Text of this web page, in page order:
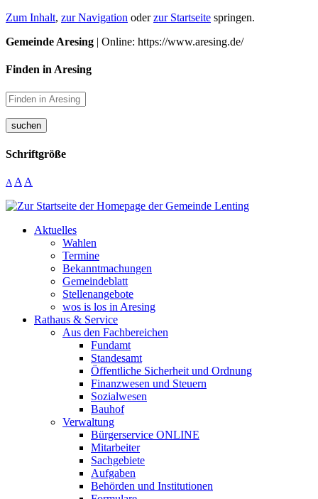
Zum Inhalt, zur Navigation oderzur Startseite springen.
Gemeinde Aresing | Online: https://www.aresing.de/
Finden in Aresing
suchen
Schriftgröße
A A A
Aktuelles
Wahlen
Termine
Bekanntmachungen
Gemeindeblatt
Stellenangebote
wos is los in Aresing
Rathaus & Service
Aus den Fachbereichen
Fundamt
Standesamt
Öffentliche Sicherheit und Ordnung
Finanzwesen und Steuern
Sozialwesen
Bauhof
Verwaltung
Bürgerservice ONLINE
Mitarbeiter
Sachgebiete
Aufgaben
Behörden und Institutionen